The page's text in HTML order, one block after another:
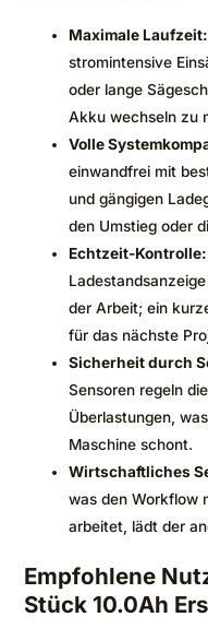
Maximale Laufzeit:
stromintensive
oder lange
Akku wechseln zu
Volle
einwandfrei mit
und gängigen
den Umstieg oder
Echtzeit-Kontrolle:
der Arbeit; ein
für das nächste
Sicherheit durch
Sensoren regeln
Überlastungen,
Maschine schont.
Wirtschaftliches
was den Workflow
arbeitet, lädt der
Empfohlene
Stück 10.0Ah